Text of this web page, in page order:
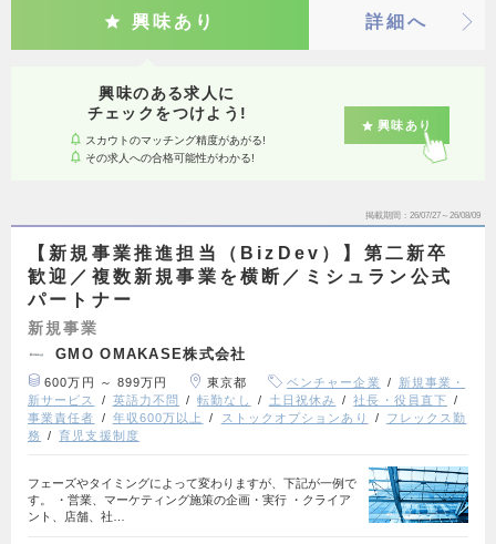
興味あり 詳細へ
興味のある求人に
チェックをつけよう!
スカウトのマッチング精度があがる!
その求人への合格可能性がわかる!
興味あり
掲載期間 26/07/27～26/08/09
【新規事業推進担当（BizDev）】第二新卒
歓迎／複数新規事業を横断／ミシュラン公式
パートナー
新規事業
GMO OMAKASE株式会社
600万円 ～ 899万円 東京都 ベンチャー企業
新規事業・
新サービス
英語力不問 転勤なし 土日祝休み
社長・役員直下
事業責任者
年収600万以上 ストックオプションあり
フレックス勤
務
育児支援制度
フェーズやタイミングによって変わりますが、下記が一例で
す。 ・営業、マーケティング施策の企画・実行 ・クライア
ント、店舗、社…